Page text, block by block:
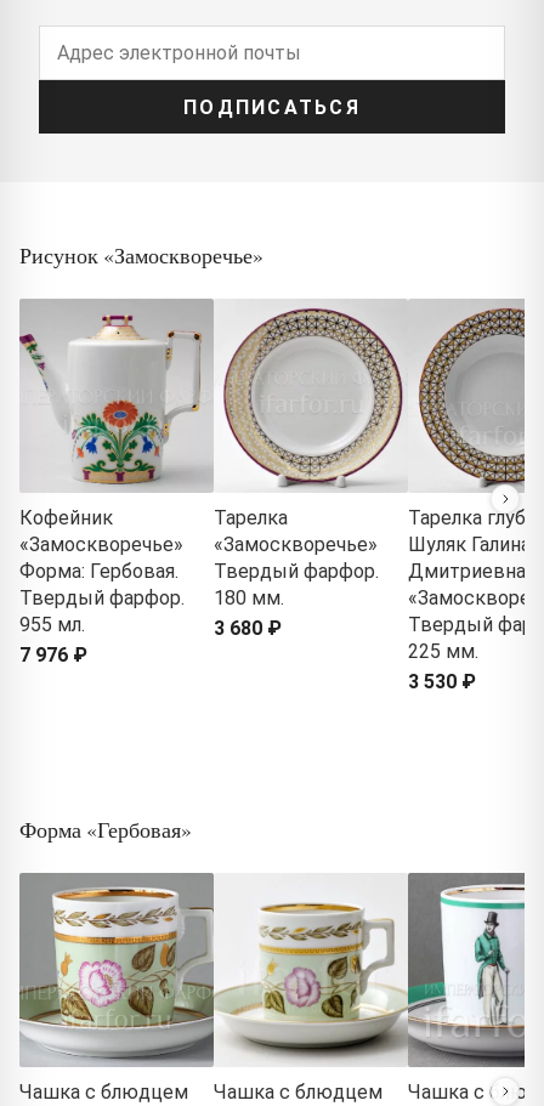
ПОДПИСАТЬСЯ
Рисунок «Замоскворечье»
Кофейник
«Замоскворечье»
Форма: Гербовая.
Твердый фарфор.
955 мл.
7 976 ₽
Тарелка
«Замоскворечье»
Твердый фарфор.
180 мм.
3 680 ₽
Тарелка
Шуляк Галина
Дмитриевна
Твердый
225 мм.
3 530 ₽
Форма «Гербовая»
Чашка с блюдцем
Чашка с блюдцем
Чашка с